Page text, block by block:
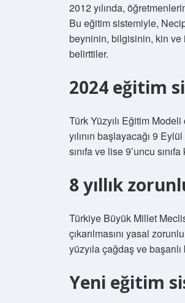
2012 yılında,
Bu eğitim sistemiyle,
beyninin, bilgisinin, kin ve
belirttiler.
2024 eğitim
Türk Yüzyılı Eğitim
yılının başlayacağı 9
sınıfa ve lise 9’uncu
8 yıllık
Türkiye Büyük Millet
çıkarılmasını yasal
yüzyıla çağdaş ve
Yeni eğitim